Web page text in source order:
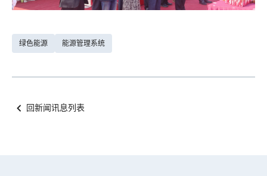
绿色能源 能源管理系统
回新闻讯息列表